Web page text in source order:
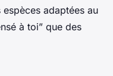
espèces adaptées au
à toi” que des